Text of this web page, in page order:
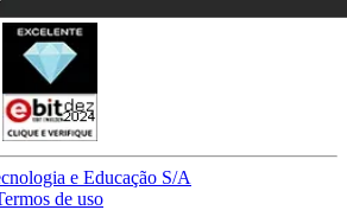
e Educação S/A
de uso